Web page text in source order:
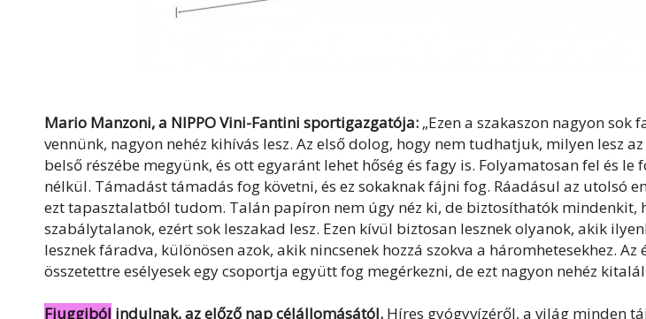
Mario Manzoni, a NIPPO Vini-Fantini sportigazgatója: „Ezen a szakaszon nagyon
vennünk, nagyon nehéz kihívás lesz. Az első dolog, hogy nem tudhatjuk, milyen lesz
belső részébe megyünk, és ott egyaránt lehet hőség és fagy is. Folyamatosan fel és le
nélkül. Támadást támadás fog követni, és ez sokaknak fájni fog. Ráadásul az utolsó
ezt tapasztalatból tudom. Talán papíron nem úgy néz ki, de biztosíthatók mindenkit,
szabálytalanok, ezért sok leszakad lesz. Ezen kívül biztosan lesznek olyanok, akik
lesznek fáradva, különösen azok, akik nincsenek hozzá szokva a háromhetesekhez. Az
összetettre esélyesek egy csoportja együtt fog megérkezni, de ezt nagyon nehéz
Fiuggiból indulnak, az előző nap célállomásától. Híres gyógyvízéről, a világ minden